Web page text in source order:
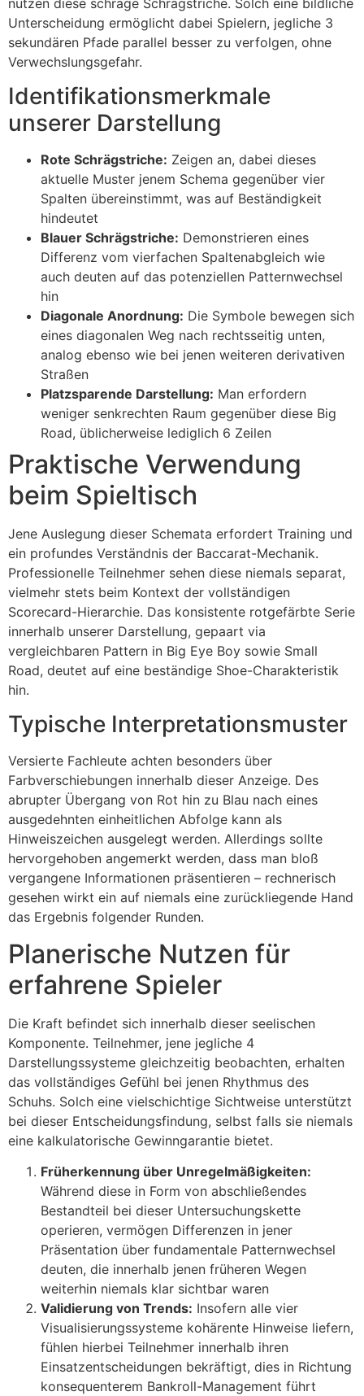
Unterscheidung ermöglicht dabei Spielern, jegliche 3
sekundären Pfade parallel besser zu verfolgen, ohne
Verwechslungsgefahr.
Identifikationsmerkmale
unserer Darstellung
Rote Schrägstriche: Zeigen an, dabei dieses
aktuelle Muster jenem Schema gegenüber vier
Spalten übereinstimmt, was auf Beständigkeit
hindeutet
Blauer Schrägstriche: Demonstrieren eines
Differenz vom vierfachen Spaltenabgleich wie
auch deuten auf das potenziellen Patternwechsel
hin
Diagonale Anordnung: Die Symbole bewegen sich
eines diagonalen Weg nach rechtsseitig unten,
analog ebenso wie bei jenen weiteren derivativen
Straßen
Platzsparende Darstellung: Man erfordern
weniger senkrechten Raum gegenüber diese Big
Road, üblicherweise lediglich 6 Zeilen
Praktische Verwendung
beim Spieltisch
Jene Auslegung dieser Schemata erfordert Training und
ein profundes Verständnis der Baccarat-Mechanik.
Professionelle Teilnehmer sehen diese niemals separat,
vielmehr stets beim Kontext der vollständigen
Scorecard-Hierarchie. Das konsistente rotgefärbte Serie
innerhalb unserer Darstellung, gepaart via
vergleichbaren Pattern in Big Eye Boy sowie Small
Road, deutet auf eine beständige Shoe-Charakteristik
hin.
Typische Interpretationsmuster
Versierte Fachleute achten besonders über
Farbverschiebungen innerhalb dieser Anzeige. Des
abrupter Übergang von Rot hin zu Blau nach eines
ausgedehnten einheitlichen Abfolge kann als
Hinweiszeichen ausgelegt werden. Allerdings sollte
hervorgehoben angemerkt werden, dass man bloß
vergangene Informationen präsentieren – rechnerisch
gesehen wirkt ein auf niemals eine zurückliegende Hand
das Ergebnis folgender Runden.
Planerische Nutzen für
erfahrene Spieler
Die Kraft befindet sich innerhalb dieser seelischen
Komponente. Teilnehmer, jene jegliche 4
Darstellungssysteme gleichzeitig beobachten, erhalten
das vollständiges Gefühl bei jenen Rhythmus des
Schuhs. Solch eine vielschichtige Sichtweise unterstützt
bei dieser Entscheidungsfindung, selbst falls sie niemals
eine kalkulatorische Gewinngarantie bietet.
Früherkennung über Unregelmäßigkeiten:
Während diese in Form von abschließendes
Bestandteil bei dieser Untersuchungskette
operieren, vermögen Differenzen in jener
Präsentation über fundamentale Patternwechsel
deuten, die innerhalb jenen früheren Wegen
weiterhin niemals klar sichtbar waren
Validierung von Trends: Insofern alle vier
Visualisierungssysteme kohärente Hinweise liefern,
fühlen hierbei Teilnehmer innerhalb ihren
Einsatzentscheidungen bekräftigt, dies in Richtung
konsequenterem Bankroll-Management führt